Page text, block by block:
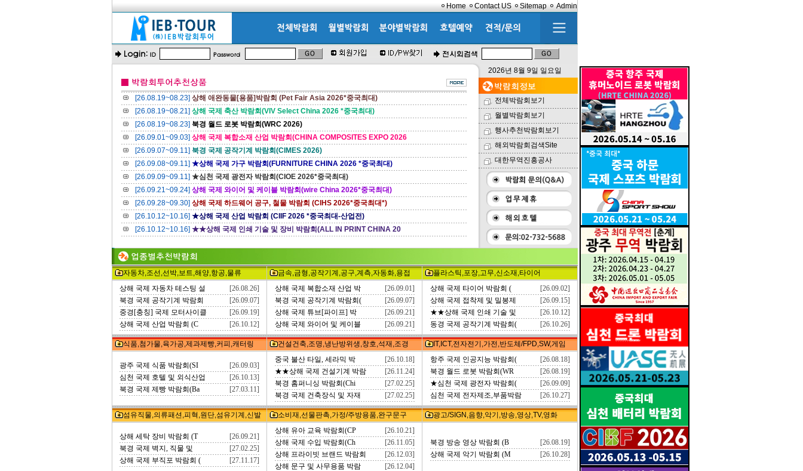
Home Contact US Sitemap Admin
2026년 8월 9일 일요일
[26.08.19~08.23] 상해 애완동물[용품]박람회 (Pet Fair Asia 2026*중국최대)
[26.08.19~08.21] 상해 국제 축산 박람회(VIV Select China 2026 *중국최대)
[26.08.19~08.23] 북경 월드 로봇 박람회(WRC 2026)
[26.09.01~09.03] 상해 국제 복합소재 산업 박람회(CHINA COMPOSITES EXPO 2026
[26.09.07~09.11] 북경 국제 공작기계 박람회(CIMES 2026)
[26.09.08~09.11] ★상해 국제 가구 박람회(FURNITURE CHINA 2026 *중국최대)
[26.09.09~09.11] ★심천 국제 광전자 박람회(CIOE 2026*중국최대)
[26.09.21~09.24] 상해 국제 와이어 및 케이블 박람회(wire China 2026*중국최대)
[26.09.28~09.30] 상해 국제 하드웨어 공구, 철물 박람회 (CIHS 2026*중국최대*)
[26.10.12~10.16] ★상해 국제 산업 박람회 (CIIF 2026 *중국최대-산업전)
[26.10.12~10.16] ★★상해 국제 인쇄 기술 및 장비 박람회(ALL IN PRINT CHINA 20
전체박람회보기
월별박람회보기
행사추천박람회보기
해외박람회검색Site
대한무역진흥공사
자동차,조선,선박,보트,해양,항공,물류 금속,금형,공작기계,공구,계측,자동화,용접
플라스틱,포장,고무,신소재,타이어
상해 국제 자동차 테스팅 설
[26.08.26]
북경 국제 공작기계 박람회
[26.09.07]
중경[충칭] 국제 모터사이클
[26.09.19]
상해 국제 산업 박람회 (C
[26.10.12]
상해 국제 복합소재 산업 박
[26.09.01]
북경 국제 공작기계 박람회(
[26.09.07]
상해 국제 튜브[파이프] 박
[26.09.21]
상해 국제 와이어 및 케이블
[26.09.21]
상해 국제 타이어 박람회 (
[26.09.02]
상해 국제 접착제 및 밀봉제
[26.09.15]
★★상해 국제 인쇄 기술 및
[26.10.12]
동경 국제 공작기계 박람회(
[26.10.26]
식품,첨가물,육가공,제과제빵,커피,캐터링 건설건축,조명,냉난방위생,창호,석재,조경 IT,ICT,전자전기,가전,반도체/FPD,SW,게임
광주 국제 식품 박람회(SI
[26.09.03]
심천 국제 호텔 및 외식산업
[26.10.13]
북경 국제 제빵 박람회(Ba
[27.03.11]
중국 불산 타일, 세라믹 박
[26.10.18]
★★상해 국제 건설기계 박람
[26.11.24]
북경 홈퍼니싱 박람회(Chi
[27.02.25]
북경 국제 건축장식 및 자재
[27.02.25]
항주 국제 인공지능 박람회(
[26.08.18]
북경 월드 로봇 박람회(WR
[26.08.19]
★심천 국제 광전자 박람회(
[26.09.09]
심천 국제 전자제조,부품박람
[26.10.27]
섬유직물,의류패션,피혁,원단,섬유기계,신발 소비재,선물판촉,가정/주방용품,완구문구 광고/SIGN,음향,악기,방송,영상,TV,영화
상해 세탁 장비 박람회 (T
[26.09.21]
북경 국제 벽지, 직물 및
[27.02.25]
상해 국제 부직포 박람회 (
[27.11.17]
상해 유아 교육 박람회(CP
[26.10.21]
상해 국제 수입 박람회(Ch
[26.11.05]
상해 프라이빗 브랜드 박람회
[26.12.03]
상해 문구 및 사무용품 박람
[26.12.04]
북경 방송 영상 박람회 (B
[26.08.19]
상해 국제 악기 박람회 (M
[26.10.28]